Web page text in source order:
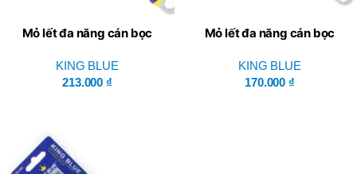
Mỏ lết đa năng cán bọc
KING BLUE
213.000 ₫
Mỏ lết đa năng cán bọc
KING BLUE
170.000 ₫